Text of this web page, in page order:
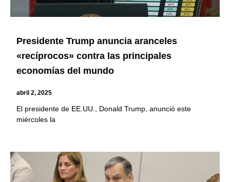
Presidente Trump anuncia aranceles
«recíprocos» contra las principales
economías del mundo
abril 2, 2025
El presidente de EE.UU., Donald Trump, anunció este
miércoles la